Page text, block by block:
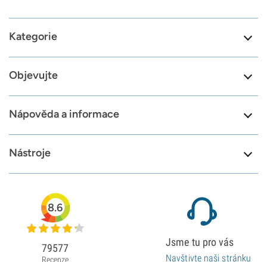
Kategorie
Objevujte
Nápověda a informace
Nástroje
8.6
79577
Recenze
Jsme tu pro vás
Navštivte naši stránku